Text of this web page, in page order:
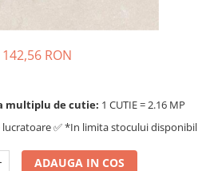
142,56 RON
multiplu de cutie: 1 CUTIE = 2.16 MP
lucratoare ✅ *In limita stocului disponibil
ADAUGA IN COS